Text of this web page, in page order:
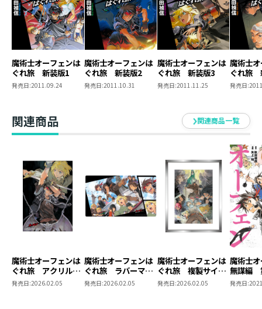
魔術士オーフェンは
ぐれ旅 新装版1
発売日:2011.09.24
魔術士オーフェンは
ぐれ旅 新装版2
発売日:2011.10.31
魔術士オーフェンは
ぐれ旅 新装版3
発売日:2011.11.25
魔術士
ぐれ旅
発売日:
関連商品 関連商品一覧
魔術士オーフェンは
ぐれ旅 アクリルパ
ネル
発売日:2026.02.05
魔術士オーフェンは
ぐれ旅 ラバーマッ
ト
発売日:2026.02.05
魔術士オーフェンは
ぐれ旅 複製サイン
入り複製原画
発売日:2026.02.05
魔術士
無謀編
発売日: